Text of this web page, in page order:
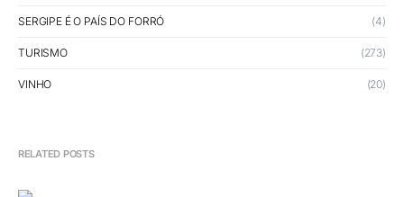
SERGIPE É O PAÍS DO FORRÓ (4)
TURISMO (273)
VINHO (20)
RELATED POSTS